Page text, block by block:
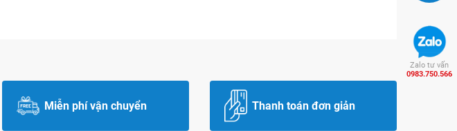
Miễn phí vận chuyển Thanh toán đơn giản
Zalo tư vấn
0983.750.566